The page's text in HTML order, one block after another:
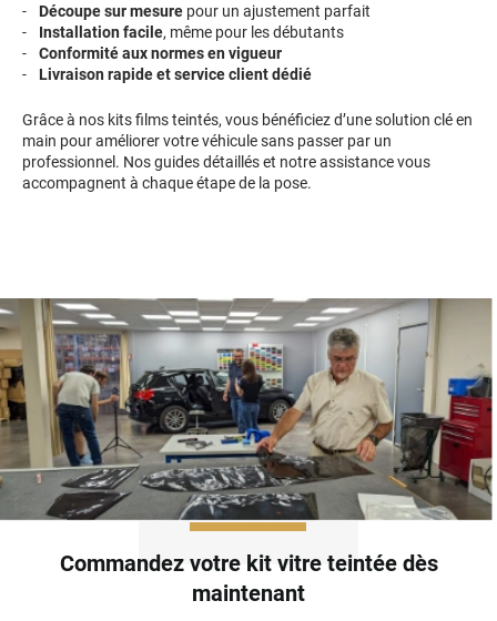
Découpe sur mesure pour un ajustement parfait
Installation facile, même pour les débutants
Conformité aux normes en vigueur
Livraison rapide et service client dédié
Grâce à nos kits films teintés, vous bénéficiez d’une solution clé en
main pour améliorer votre véhicule sans passer par un
professionnel. Nos guides détaillés et notre assistance vous
accompagnent à chaque étape de la pose.
Commandez votre kit vitre teintée dès
maintenant